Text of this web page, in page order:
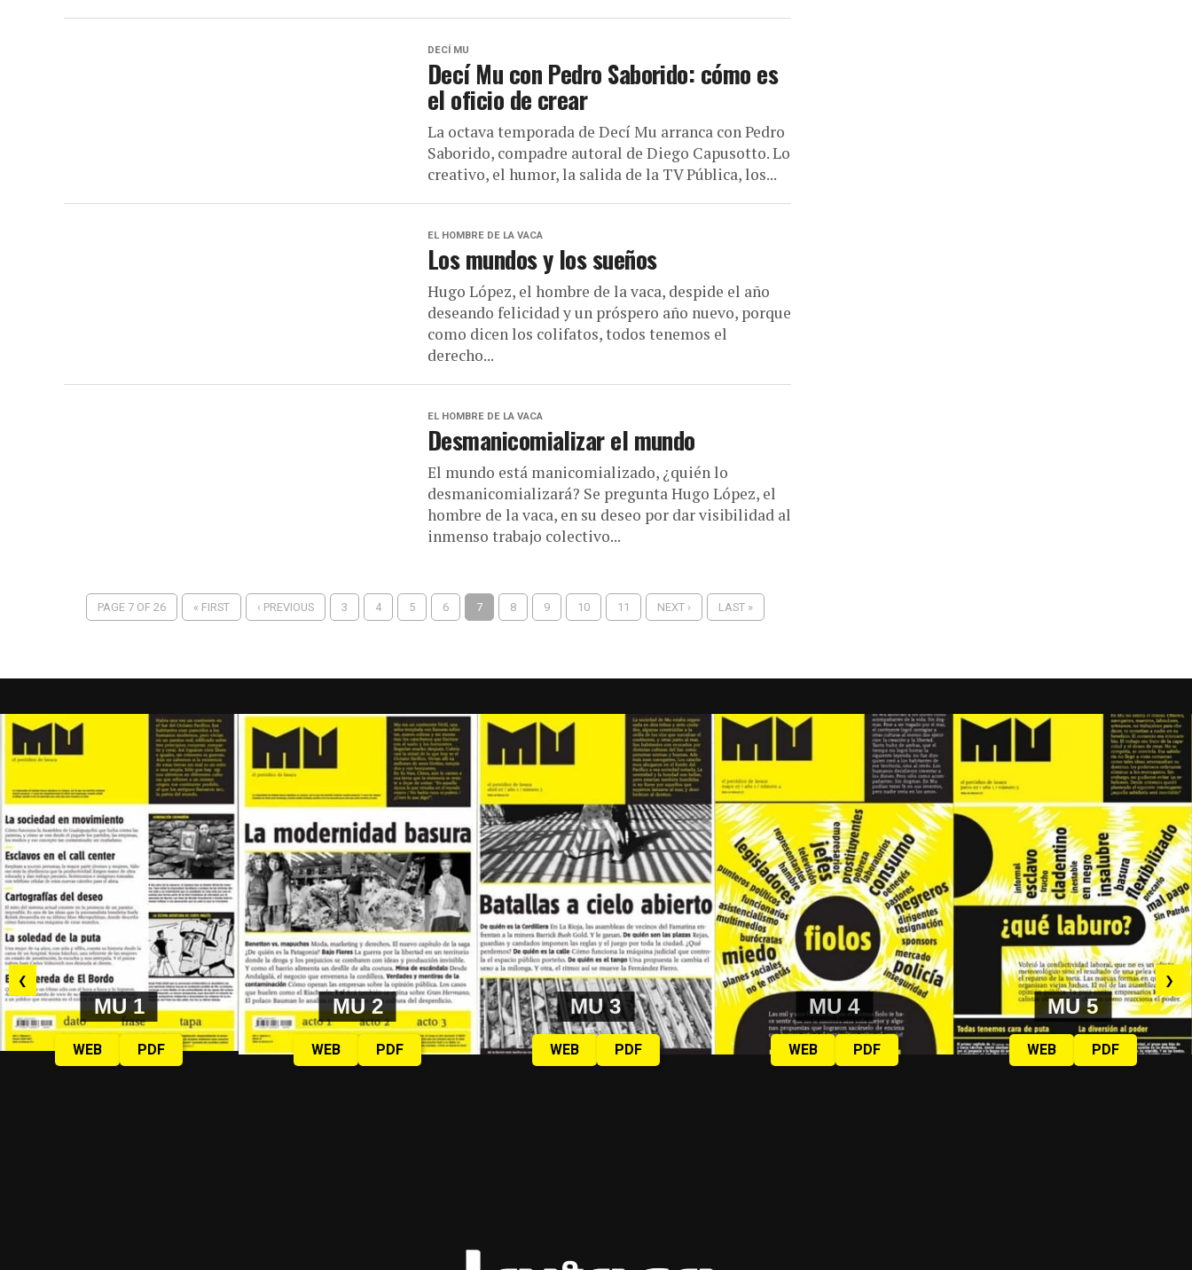
DECÍ MU
Decí Mu con Pedro Saborido: cómo es
el oficio de crear
La octava temporada de Decí Mu arranca con Pedro
Saborido, compadre autoral de Diego Capusotto. Lo
creativo, el humor, la salida de la TV Pública, los...
EL HOMBRE DE LA VACA
Los mundos y los sueños
Hugo López, el hombre de la vaca, despide el año
deseando felicidad y un próspero año nuevo, porque
como dicen los colifatos, todos tenemos el
derecho...
EL HOMBRE DE LA VACA
Desmanicomializar el mundo
El mundo está manicomializado, ¿quién lo
desmanicomializará? Se pregunta Hugo López, el
hombre de la vaca, en su deseo por dar visibilidad al
inmenso trabajo colectivo...
PAGE 7 OF 26 « FIRST ‹ PREVIOUS 3 4 5 6 7 8 9 10 11 NEXT › LAST »
MU 1
WEB PDF
MU 2
WEB PDF
MU 3
WEB PDF
MU 4
WEB PDF
MU 5
WEB PDF
❮ ❯